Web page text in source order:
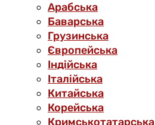
Арабська
Баварська
Грузинська
Європейська
Індійська
Італійська
Китайська
Корейська
Кримськотатарська